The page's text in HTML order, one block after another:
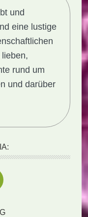
und
eine lustige
rund um
und darüber